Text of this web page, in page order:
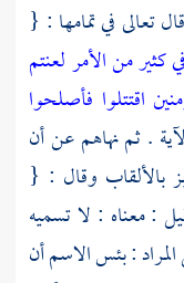
تعالى في تمامها : {
من الأمر لعنتم
اقتتلوا فأصلحوا
. ثم نهاهم عن أن
بالألقاب وقال : {
: معناه : لا تسميه
: بئس الاسم أن